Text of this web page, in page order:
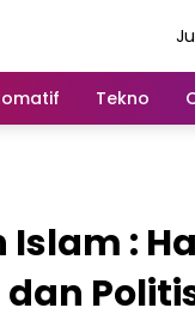
Tekno
Islam :